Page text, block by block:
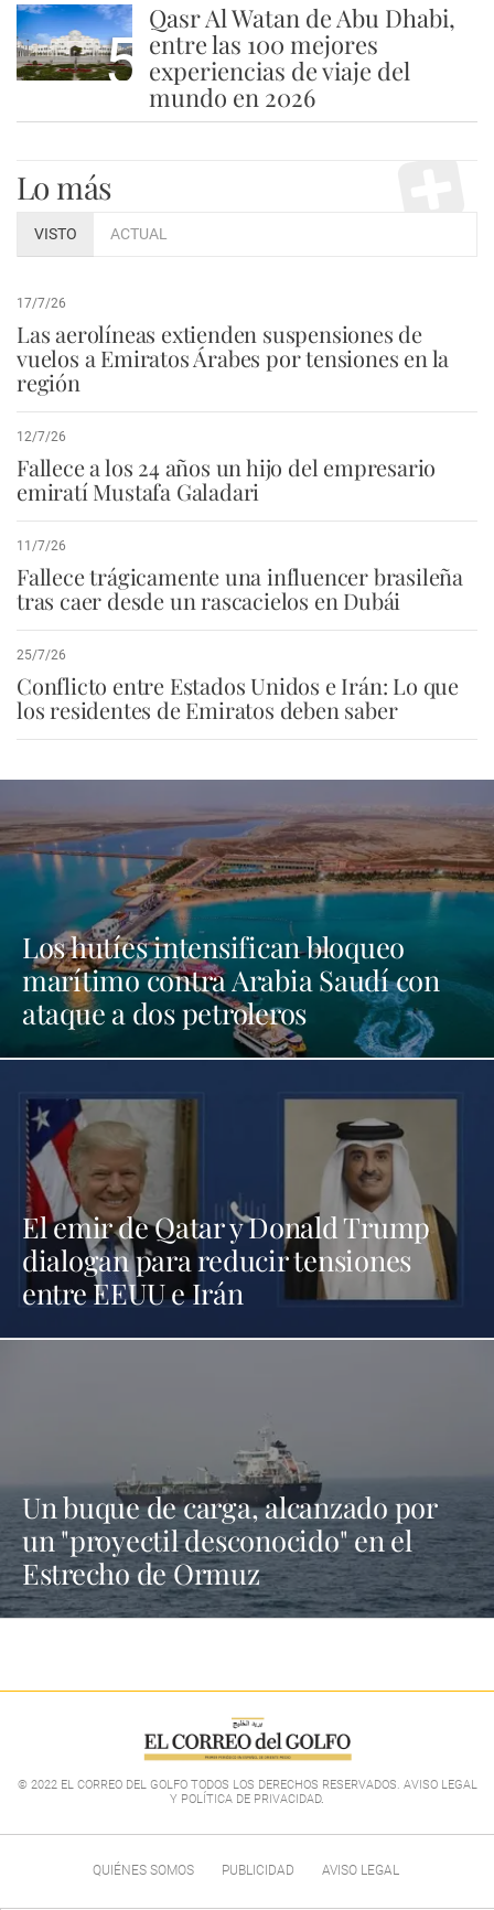
5
Qasr Al Watan de Abu Dhabi,
entre las 100 mejores
experiencias de viaje del
mundo en 2026
Lo más
VISTO ACTUAL
17/7/26
Las aerolíneas extienden suspensiones de
vuelos a Emiratos Árabes por tensiones en la
región
12/7/26
Fallece a los 24 años un hijo del empresario
emiratí Mustafa Galadari
11/7/26
Fallece trágicamente una influencer brasileña
tras caer desde un rascacielos en Dubái
25/7/26
Conflicto entre Estados Unidos e Irán: Lo que
los residentes de Emiratos deben saber
Los hutíes intensifican bloqueo
marítimo contra Arabia Saudí con
ataque a dos petroleros
El emir de Qatar y Donald Trump
dialogan para reducir tensiones
entre EEUU e Irán
Un buque de carga, alcanzado por
un "proyectil desconocido" en el
Estrecho de Ormuz
© 2022 EL CORREO DEL GOLFO TODOS LOS DERECHOS RESERVADOS. AVISO LEGAL
Y POLÍTICA DE PRIVACIDAD.
QUIÉNES SOMOS PUBLICIDAD AVISO LEGAL